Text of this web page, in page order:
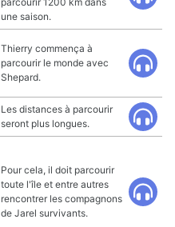
une saison.
Thierry commença à
parcourir le monde avec
Shepard.
Les distances à parcourir
seront plus longues.
Pour cela, il doit parcourir
toute l'île et entre autres
rencontrer les compagnons
de Jarel survivants.